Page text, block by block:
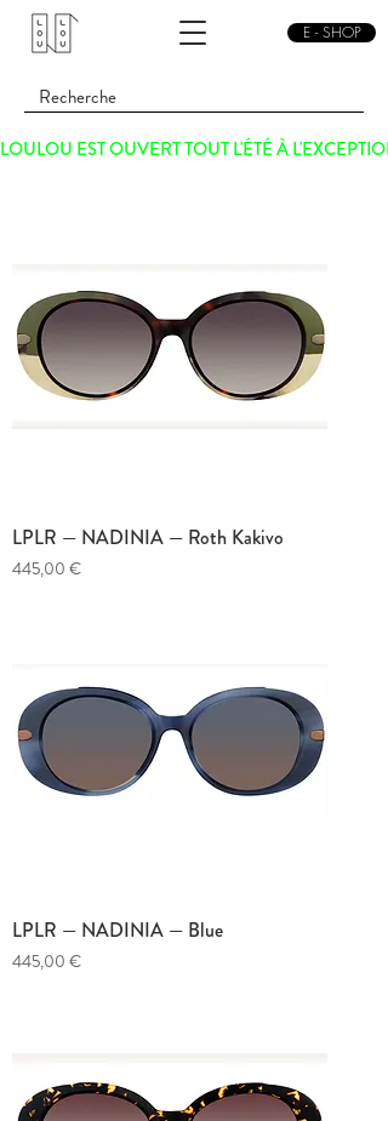
E - SHOP
LOULOU EST OUVERT TOUT L'ÉTÉ À
LPLR — NADINIA — Roth Kakivo
Prix
445,00 €
LPLR — NADINIA — Blue
Prix
445,00 €